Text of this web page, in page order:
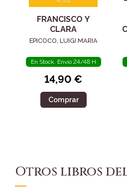
FRANCISCO Y
CLARA
EPICOCO, LUIGI MARIA
En Stock. Envío 24/48 H
14,90 €
Comprar
Otros libros